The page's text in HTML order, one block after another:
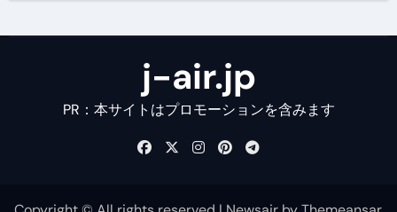
j-air.jp
PR：本サイトはプロモーションを含みます